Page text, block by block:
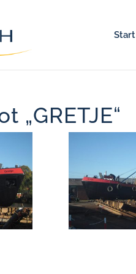
Start
„GRETJE“